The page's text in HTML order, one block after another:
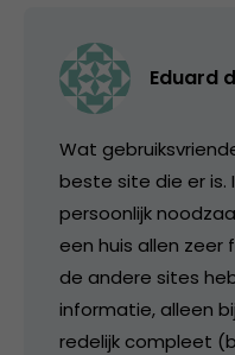
Eduard
Wat
beste site die er is.
persoonlijk
een huis allen
de andere sites
informatie, alleen
redelijk compleet